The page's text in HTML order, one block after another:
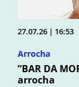
27.07.26 | 16:53
Arrocha
”BAR DA
arrocha